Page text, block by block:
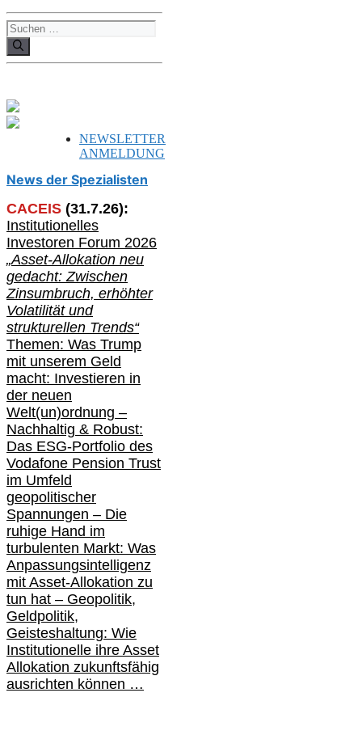
Suchen
nach:
NEWSLETTER
ANMELDUNG
News der Spezialisten
CACEIS (31.7.26):
Institutionelles
Investoren Forum 2026
„Asset-Allokation neu
gedacht: Zwischen
Zinsumbruch, erhöhter
Volatilität und
strukturellen Trends“
Themen: Was Trump
mit unserem Geld
macht: Investieren in
der neuen
Welt(un)ordnung –
Nachhaltig & Robust:
Das ESG-Portfolio des
Vodafone Pension Trust
im Umfeld
geopolitischer
Spannungen – Die
ruhige Hand im
turbulenten Markt: Was
Anpassungsintelligenz
mit Asset-Allokation zu
tun hat – Geopolitik,
Geldpolitik,
Geisteshaltung: Wie
Institutionelle ihre Asset
Allokation zukunftsfähig
ausrichten können …